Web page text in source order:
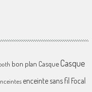
bon plan CasqueCasque
enceinte sans fil Focal